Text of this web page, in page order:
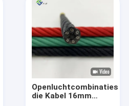
die Kabel 16mm